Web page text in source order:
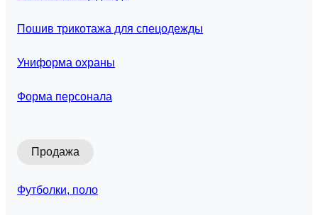
Пошив трикотажа для спецодежды
Униформа охраны
Форма персонала
Продажа
Футболки, поло